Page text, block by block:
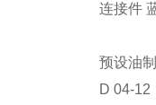
连接件
预设油
D 04-12